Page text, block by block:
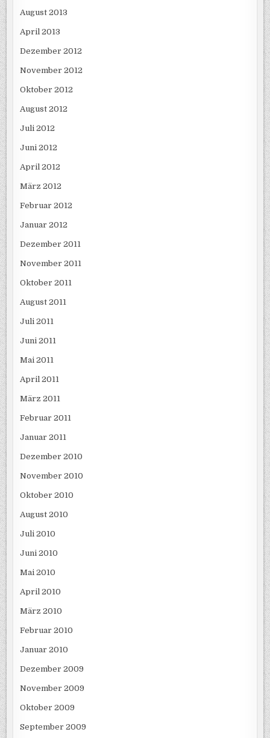
August 2013
April 2013
Dezember 2012
November 2012
Oktober 2012
August 2012
Juli 2012
Juni 2012
April 2012
März 2012
Februar 2012
Januar 2012
Dezember 2011
November 2011
Oktober 2011
August 2011
Juli 2011
Juni 2011
Mai 2011
April 2011
März 2011
Februar 2011
Januar 2011
Dezember 2010
November 2010
Oktober 2010
August 2010
Juli 2010
Juni 2010
Mai 2010
April 2010
März 2010
Februar 2010
Januar 2010
Dezember 2009
November 2009
Oktober 2009
September 2009